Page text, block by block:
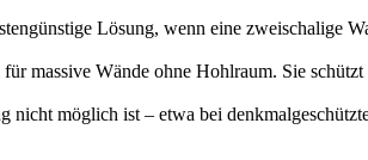
Lösung, wenn eine zweischalige
massive Wände ohne Hohlraum. Sie
nicht möglich ist – etwa bei